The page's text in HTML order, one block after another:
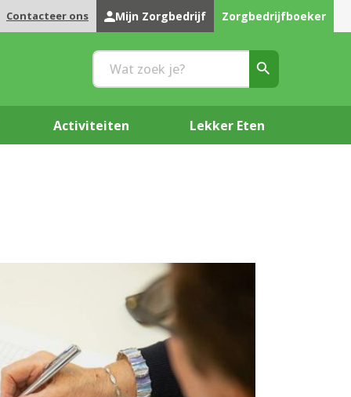
Contacteer ons Mijn Zorgbedrijf Zorgbedrijfboeker
Activiteiten Lekker Eten